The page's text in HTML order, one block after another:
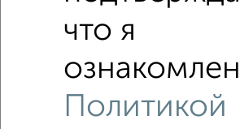
что я
Политикой